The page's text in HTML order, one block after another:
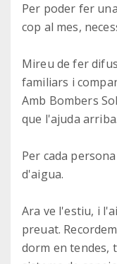
Per poder fer
cop al mes,
Mireu de fer
familiars i
Amb Bombers
que l'ajuda arriba.
Per cada
d'aigua.
Ara ve l'estiu, i
preuat.
dorm en tendes,